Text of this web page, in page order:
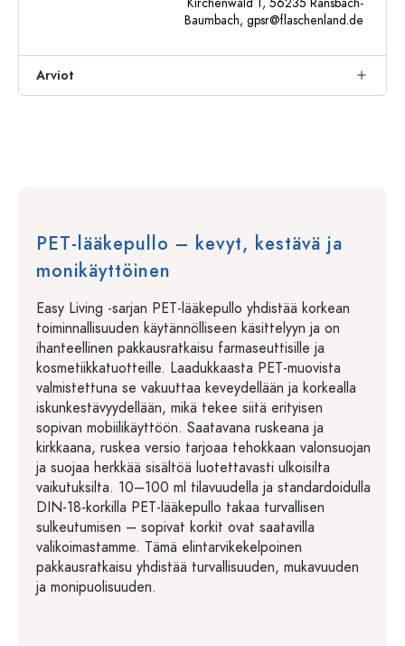
Baumbach, gpsr@flaschenland.de
Arviot
PET-lääkepullo – kevyt, kestävä ja
monikäyttöinen
Easy Living -sarjan PET-lääkepullo yhdistää korkean
toiminnallisuuden käytännölliseen käsittelyyn ja on
ihanteellinen pakkausratkaisu farmaseuttisille ja
kosmetiikkatuotteille. Laadukkaasta PET-muovista
valmistettuna se vakuuttaa keveydellään ja korkealla
iskunkestävyydellään, mikä tekee siitä erityisen
sopivan mobiilikäyttöön. Saatavana ruskeana ja
kirkkaana, ruskea versio tarjoaa tehokkaan valonsuojan
ja suojaa herkkää sisältöä luotettavasti ulkoisilta
vaikutuksilta. 10–100 ml tilavuudella ja standardoidulla
DIN-18-korkilla PET-lääkepullo takaa turvallisen
sulkeutumisen – sopivat korkit ovat saatavilla
valikoimastamme. Tämä elintarvikekelpoinen
pakkausratkaisu yhdistää turvallisuuden, mukavuuden
ja monipuolisuuden.